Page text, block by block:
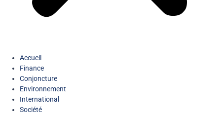
Accueil
Finance
Conjoncture
Environnement
International
Société